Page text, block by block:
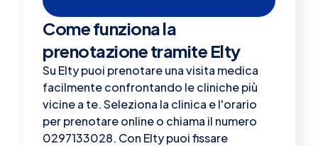
Come funziona la
prenotazione tramite Elty
Su Elty puoi prenotare una visita medica
facilmente confrontando le cliniche più
vicine a te. Seleziona la clinica e l'orario
per prenotare online o chiama il numero
0297133028. Con Elty puoi fissare